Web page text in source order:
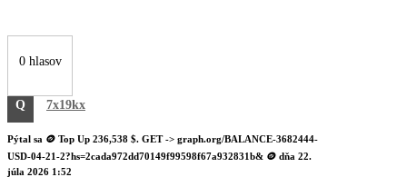
0 hlasov
Q 7x19kx
Pýtal sa 🪙 Top Up 236,538 $. GET -> graph.org/BALANCE-3682444-
USD-04-21-2?hs=2cada972dd70149f99598f67a932831b& 🪙 dňa 22.
júla 2026 1:52